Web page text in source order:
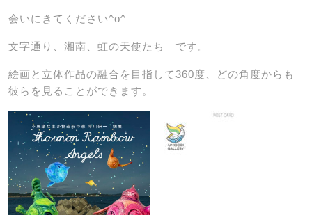
会いにきてください^o^
文字通り、湘南、虹の天使たち です。
絵画と立体作品の融合を目指して360度、どの角度からも
彼らを見ることができます。